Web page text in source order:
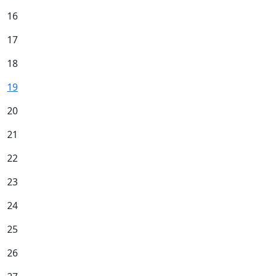
16
17
18
19
20
21
22
23
24
25
26